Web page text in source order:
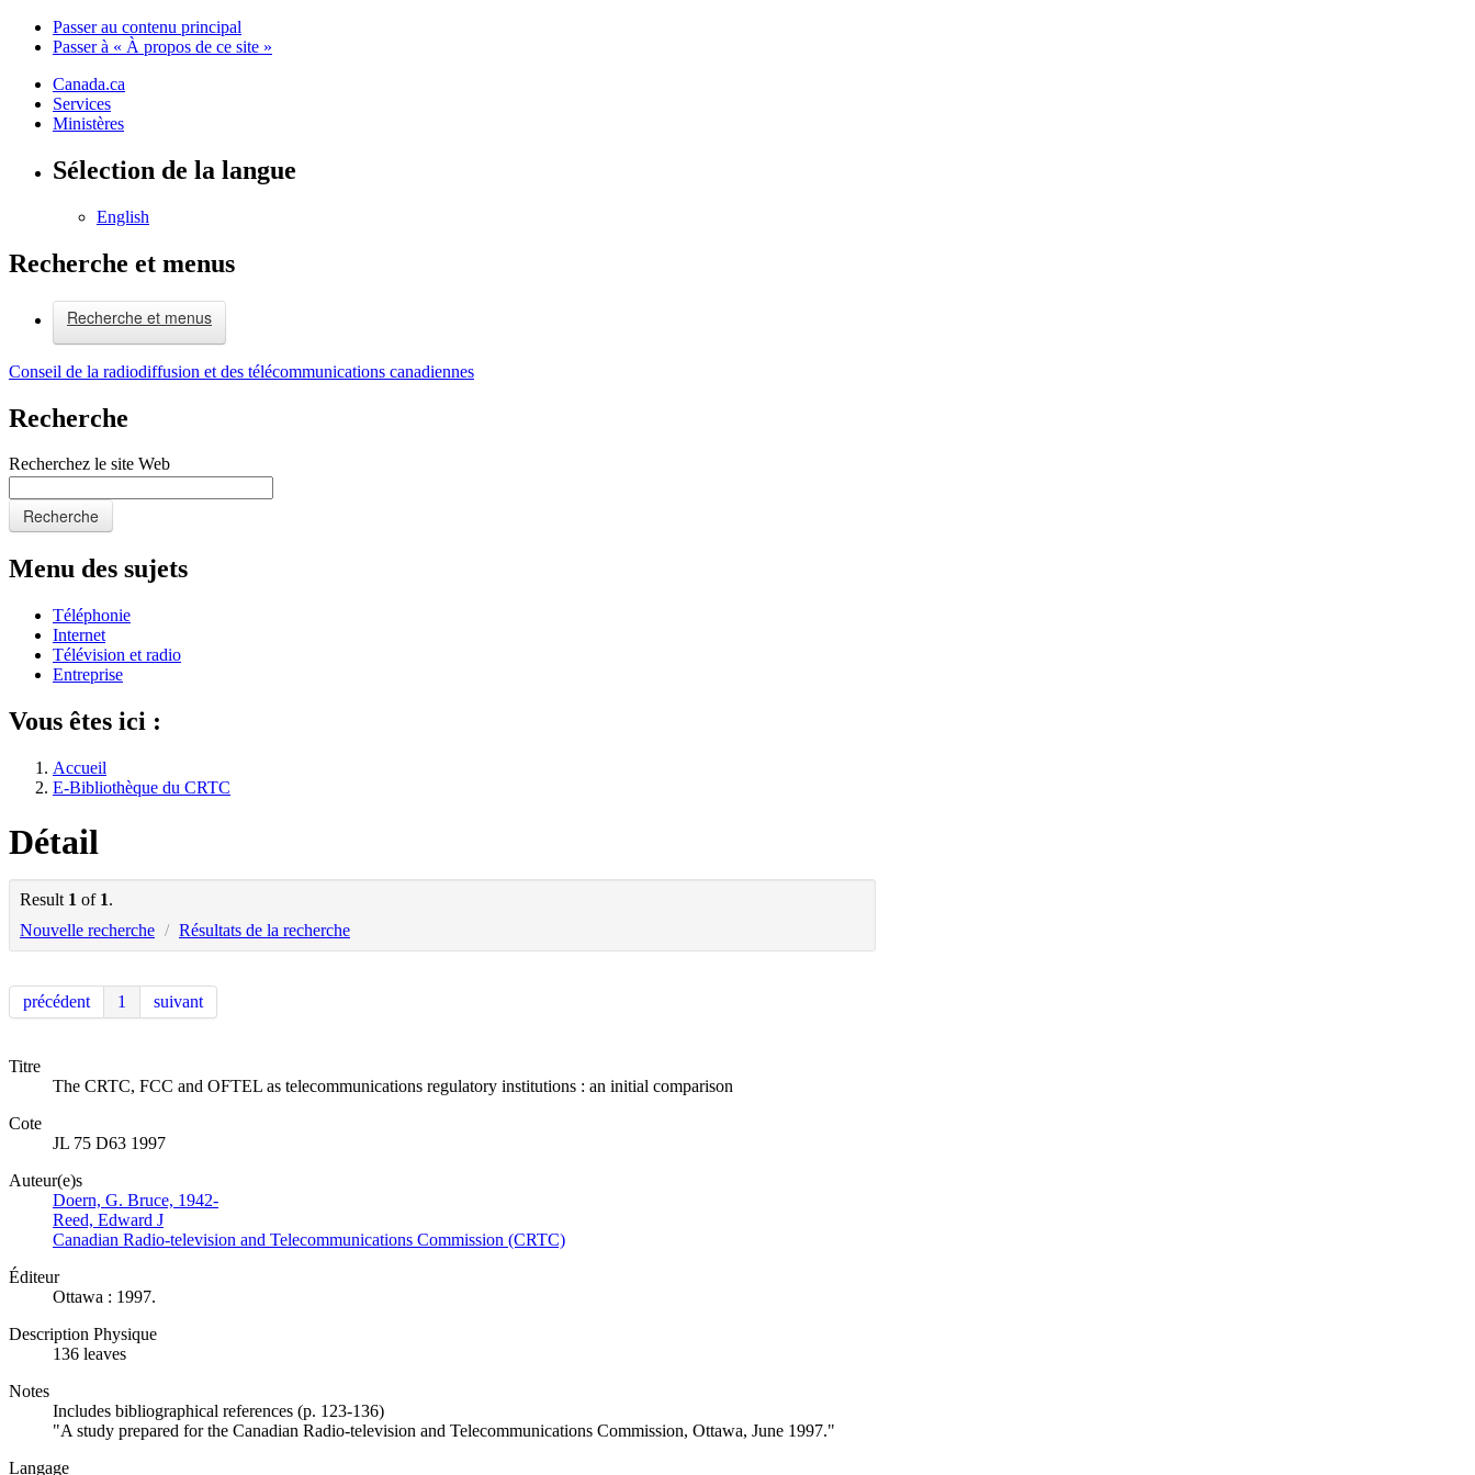
Passer au contenu principal
Passer à « À propos de ce site »
Canada.ca
Services
Ministères
Sélection de la langue
English
Recherche et menus
Recherche et menus
Conseil de la radiodiffusion et des télécommunications canadiennes
Recherche
Recherchez le site Web
Recherche
Menu des sujets
Téléphonie
Internet
Télévision et radio
Entreprise
Vous êtes ici :
Accueil
E-Bibliothèque du CRTC
Détail
Result 1 of 1.
Nouvelle recherche / Résultats de la recherche
précédent 1 suivant
Titre
The CRTC, FCC and OFTEL as telecommunications regulatory institutions : an initial comparison
Cote
JL 75 D63 1997
Auteur(e)s
Doern, G. Bruce, 1942-
Reed, Edward J
Canadian Radio-television and Telecommunications Commission (CRTC)
Éditeur
Ottawa : 1997.
Description Physique
136 leaves
Notes
Includes bibliographical references (p. 123-136)
"A study prepared for the Canadian Radio-television and Telecommunications Commission, Ottawa, June 1997."
Langage